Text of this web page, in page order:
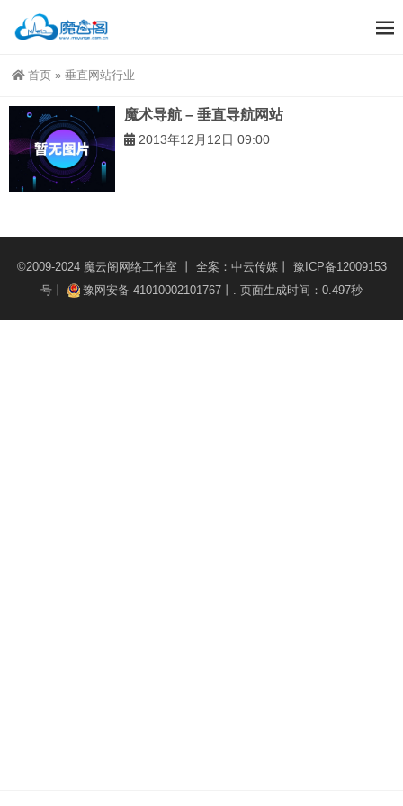
首页 » 垂直网站行业
魔术导航 – 垂直导航网站
2013年12月12日 09:00
©2009-2024 魔云阁网络工作室 丨 全案： 中云传媒丨 豫ICP备12009153
号丨
豫网安备 41010002101767丨 . 页面生成时间：0.497秒